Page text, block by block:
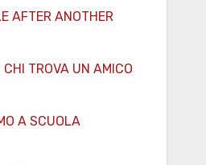
AFTER ANOTHER
CHI TROVA UN AMICO
A SCUOLA